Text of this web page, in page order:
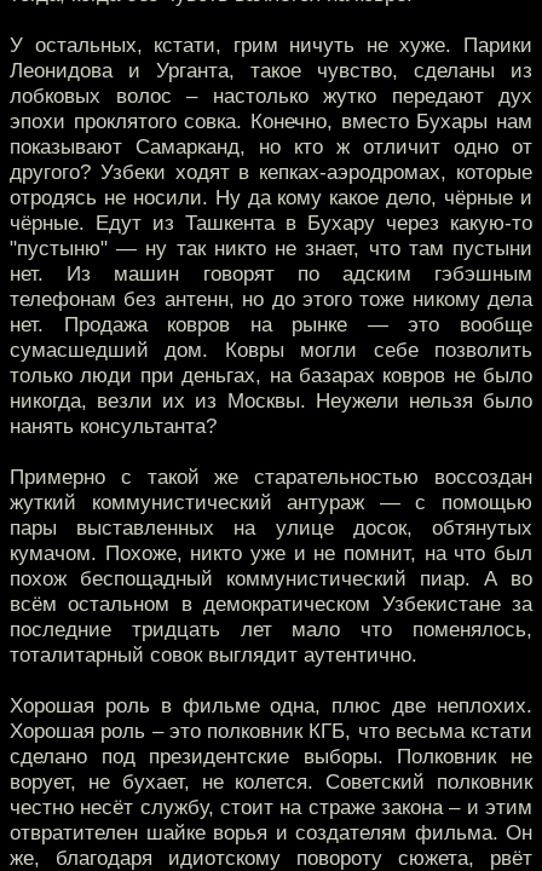
У остальных, кстати, грим ничуть не хуже. Парики
Леонидова и Урганта, такое чувство, сделаны из
лобковых волос – настолько жутко передают дух
эпохи проклятого совка. Конечно, вместо Бухары нам
показывают Самарканд, но кто ж отличит одно от
другого? Узбеки ходят в кепках-аэродромах, которые
отродясь не носили. Ну да кому какое дело, чёрные и
чёрные. Едут из Ташкента в Бухару через какую-то
"пустыню" — ну так никто не знает, что там пустыни
нет. Из машин говорят по адским гэбэшным
телефонам без антенн, но до этого тоже никому дела
нет. Продажа ковров на рынке — это вообще
сумасшедший дом. Ковры могли себе позволить
только люди при деньгах, на базарах ковров не было
никогда, везли их из Москвы. Неужели нельзя было
нанять консультанта?
Примерно с такой же старательностью воссоздан
жуткий коммунистический антураж — с помощью
пары выставленных на улице досок, обтянутых
кумачом. Похоже, никто уже и не помнит, на что был
похож беспощадный коммунистический пиар. А во
всём остальном в демократическом Узбекистане за
последние тридцать лет мало что поменялось,
тоталитарный совок выглядит аутентично.
Хорошая роль в фильме одна, плюс две неплохих.
Хорошая роль – это полковник КГБ, что весьма кстати
сделано под президентские выборы. Полковник не
ворует, не бухает, не колется. Советский полковник
честно несёт службу, стоит на страже закона – и этим
отвратителен шайке ворья и создателям фильма. Он
же, благодаря идиотскому повороту сюжета, рвёт